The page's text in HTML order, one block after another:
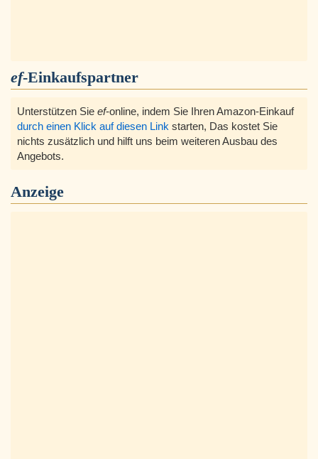
ef-Einkaufspartner
Unterstützen Sie ef-online, indem Sie Ihren Amazon-Einkauf
durch einen Klick auf diesen Link starten, Das kostet Sie
nichts zusätzlich und hilft uns beim weiteren Ausbau des
Angebots.
Anzeige